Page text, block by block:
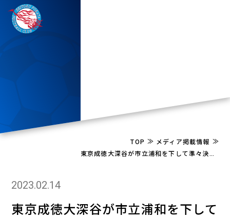
TOP ≫ メディア掲載情報 ≫
東京成徳大深谷が市立浦和を下して準々決勝へ！FW秋本光瑛がストライカーらしい決勝弾
2023.02.14
東京成徳大深谷が市立浦和を下して